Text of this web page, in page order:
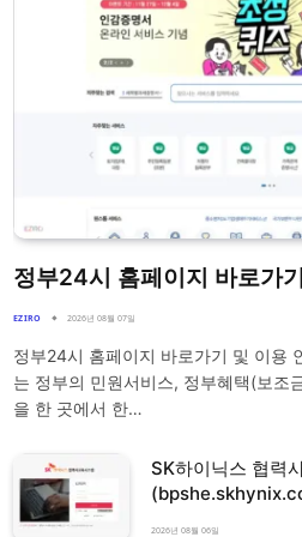
정부24시 홈페이지 바로가기
EZIRO 2026년 08월 07일
정부24시 홈페이지 바로가기 및 이용
는 정부의 민원서비스, 정부혜택(보조
을 한 곳에서 한…
SK하이닉스 협력
2026년 08월 06일